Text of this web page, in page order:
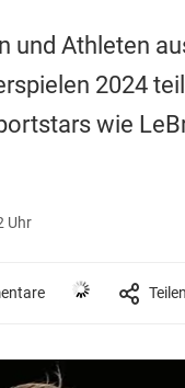
und Athleten
2024
wie
Uhr
Teilen